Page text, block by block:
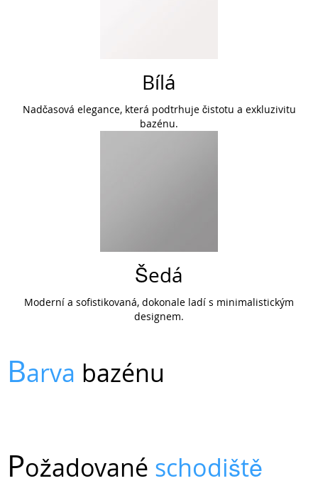
Barva bazénu
Bílá
Nadčasová elegance, která podtrhuje čistotu a exkluzivitu
bazénu.
Šedá
Moderní a sofistikovaná, dokonale ladí s minimalistickým
designem.
Požadované schodiště